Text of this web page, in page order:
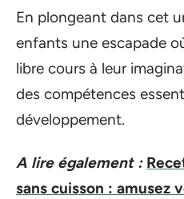
En plongeant dans cet
enfants une escapade
libre cours à leur
des compétences
développement.
A lire également :
sans cuisson : amusez